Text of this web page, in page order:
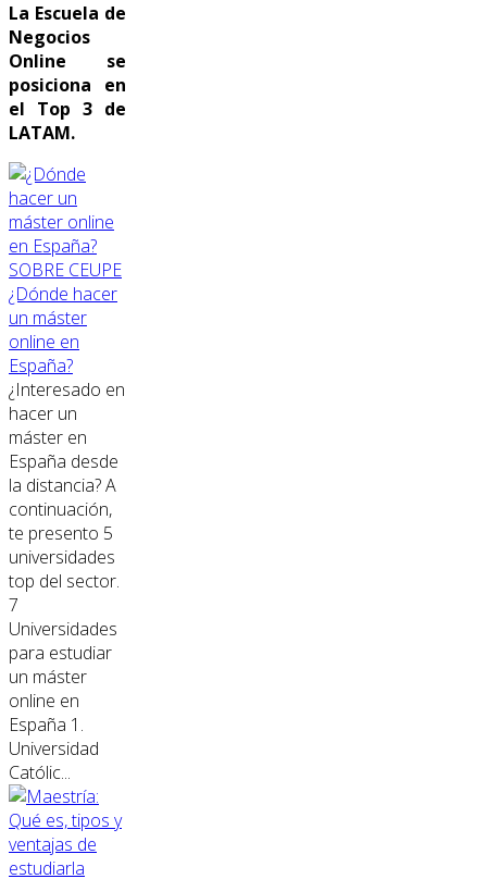
La Escuela de
Negocios
Online se
posiciona en
el Top 3 de
LATAM.
SOBRE CEUPE
¿Dónde hacer
un máster
online en
España?
¿Interesado en
hacer un
máster en
España desde
la distancia? A
continuación,
te presento 5
universidades
top del sector.
7
Universidades
para estudiar
un máster
online en
España 1.
Universidad
Católic...